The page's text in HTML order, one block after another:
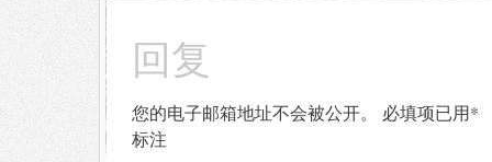
回复
您的电子邮箱地址不会被公开。 必填项已用*
标注